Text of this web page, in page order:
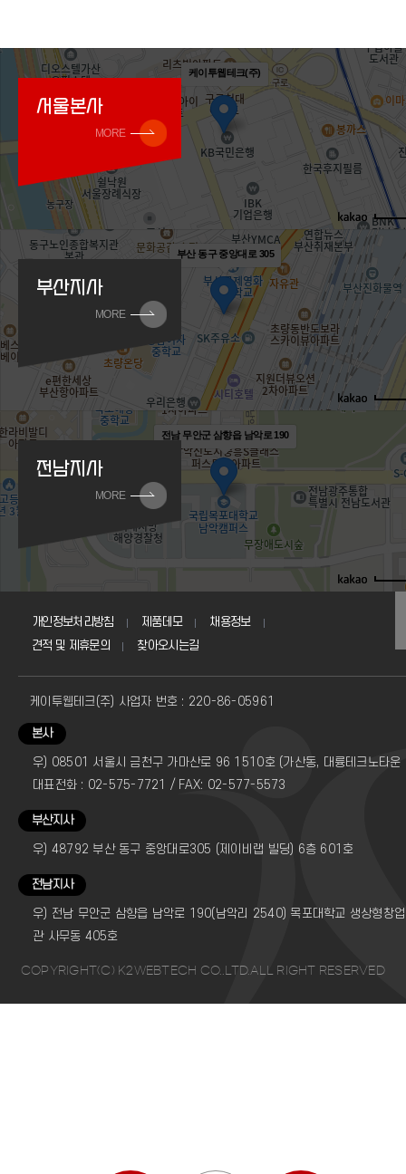
케이투웹테크(주)
서울본사
MORE
부산 동구 중앙대로 305
부산지사
MORE
전남 무안군 삼향읍 남악로 190
전남지사
MORE
개인정보처리방침 제품데모
채용정보
견적 및 제휴문의
찾아오시는길
케이투웹테크(주) 사업자 번호 : 220-86-05961
본사
우) 08501 서울시 금천구 가마산로 96 1510호 (가산동, 대륭테크노타운
대표전화 : 02-575-7721 / FAX: 02-577-5573
부산지사
우) 48792 부산 동구 중앙대로305 (제이비랩 빌딩) 6층 601호
전남지사
우) 전남 무안군 삼향읍 남악로 190(남악리 2540) 목포대학교 생상형창
관 사무동 405호
COPYRIGHT(C) K2WEBTECH CO..LTD.ALL RIGHT RESERVED